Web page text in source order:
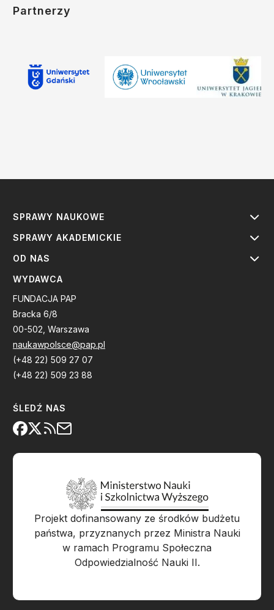
Partnerzy
SPRAWY NAUKOWE
SPRAWY AKADEMICKIE
OD NAS
WYDAWCA
FUNDACJA PAP
Bracka 6/8
00-502, Warszawa
naukawpolsce@pap.pl
(+48 22) 509 27 07
(+48 22) 509 23 88
ŚLEDŹ NAS
Projekt dofinansowany ze środków budżetu
państwa, przyznanych przez Ministra Nauki
w ramach Programu Społeczna
Odpowiedzialność Nauki II.